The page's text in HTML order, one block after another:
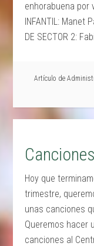
enhorabuena por
INFANTIL: Manet
DE SECTOR 2:
Artículo de
Hoy que
trimestre,
unas canciones
Queremos hacer
canciones al